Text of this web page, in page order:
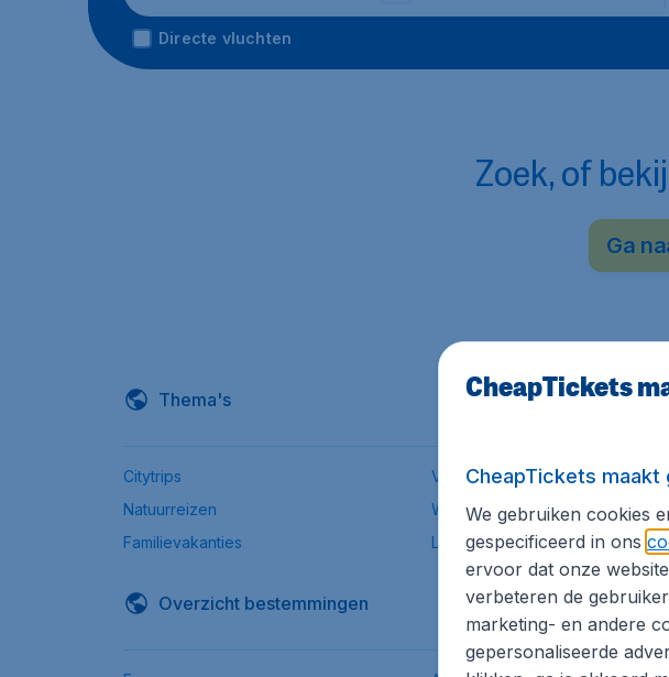
Directe vluchten
Zoek, of
Ga
Thema's
Citytrips Verre bestemmingen
Natuurreizen
Wintersport
Familievakanties
Low-budget
Overzicht bestemmingen
CheapTickets
CheapTickets maakt
We gebruiken cookies
gespecificeerd in ons
ervoor dat onze
verbeteren de
marketing- en andere
gepersonaliseerde